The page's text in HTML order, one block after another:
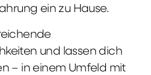
ein zu Hause.
und lassen dich
– in einem Umfeld mit